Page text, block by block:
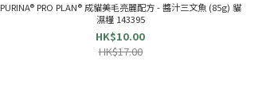
PURINA® PRO PLAN® 成貓美毛亮麗配方 - 醬汁三文魚 (85g) 貓
濕糧 143395
HK$10.00
HK$17.00